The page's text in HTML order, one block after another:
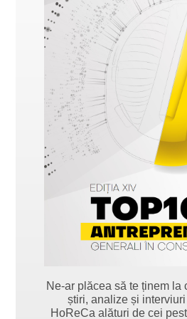
Ne-ar plăcea să te ținem la
știri, analize și
HoReCa alături de cei